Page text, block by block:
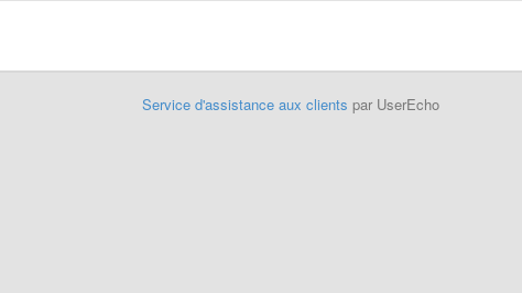
Service d'assistance aux clients par UserEcho